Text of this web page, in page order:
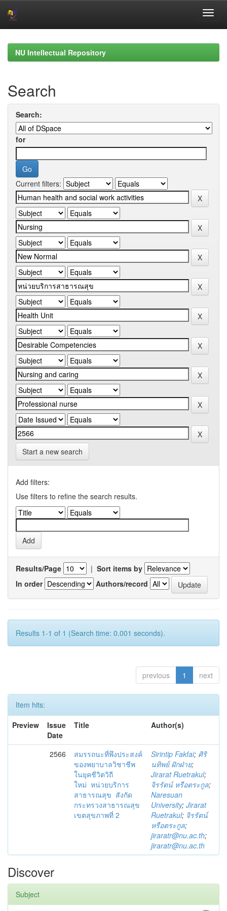
navigationNU Intellectual Repository
Search
Search:
for
Current filters:
Start a new search
Add filters:
Use filters to refine the search results.
Results/Page | Sort items by
In order
Authors/record
Results 1-1 of 1 (Search time: 0.001 seconds).
previous 1 next
Item hits:
Preview
Issue
Date
Title Author(s)
2566
สมรรถนะที่พึงประสงค์
ของพยาบาลวิชาชีพ
ในยุคชีวิตวิถี
ใหม่ หน่วยบริการ
สาธารณสุข สังกัด
กระทรวงสาธารณสุข
เขตสุขภาพที่ 2
Sirintip Fakfai; ศิริ
นทิพย์ ฝักฝ่าย;
Jirarat Ruetrakul;
จิรรัตน์ หรือตระกูล;
Naresuan
University; Jirarat
Ruetrakul; จิรรัตน์
หรือตระกูล;
jiraratr@nu.ac.th;
jiraratr@nu.ac.th
Discover
Subject